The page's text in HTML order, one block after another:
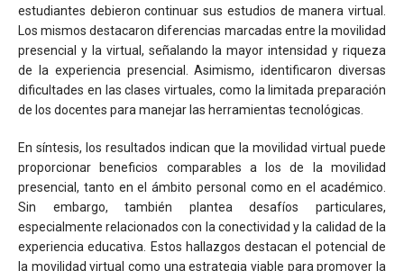
estudiantes debieron continuar sus estudios de manera virtual.
Los mismos destacaron diferencias marcadas entre la movilidad
presencial y la virtual, señalando la mayor intensidad y riqueza
de la experiencia presencial. Asimismo, identificaron diversas
dificultades en las clases virtuales, como la limitada preparación
de los docentes para manejar las herramientas tecnológicas.
En síntesis, los resultados indican que la movilidad virtual puede
proporcionar beneficios comparables a los de la movilidad
presencial, tanto en el ámbito personal como en el académico.
Sin embargo, también plantea desafíos particulares,
especialmente relacionados con la conectividad y la calidad de la
experiencia educativa. Estos hallazgos destacan el potencial de
la movilidad virtual como una estrategia viable para promover la